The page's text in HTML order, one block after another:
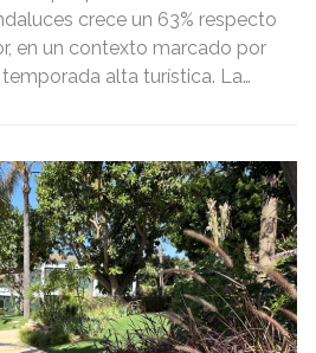
crece un 63% respecto
en un contexto marcado por
alta turística. La
tres, mostrando la
sector ante la normativa que
en 2027.